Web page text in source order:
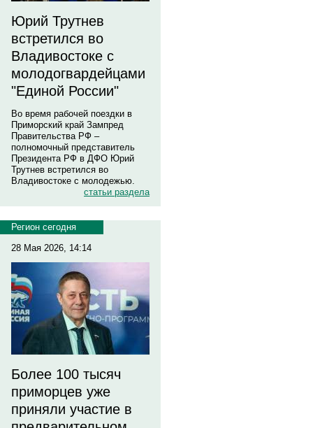
Юрий Трутнев
встретился во
Владивостоке с
молодогвардейцами
"Единой России"
Во время рабочей поездки в
Приморский край Зампред
Правительства РФ –
полномочный представитель
Президента РФ в ДФО Юрий
Трутнев встретился во
Владивостоке с молодежью.
статьи раздела
Регион сегодня
28 Мая 2026, 14:14
Более 100 тысяч
приморцев уже
приняли участие в